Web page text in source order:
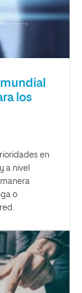
los
en
a nivel
o